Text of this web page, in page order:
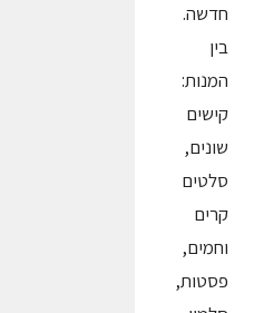
חדשה.
בין
המנות:
קישים
שונים,
סלטים
קרים
וחמים,
פסטות,